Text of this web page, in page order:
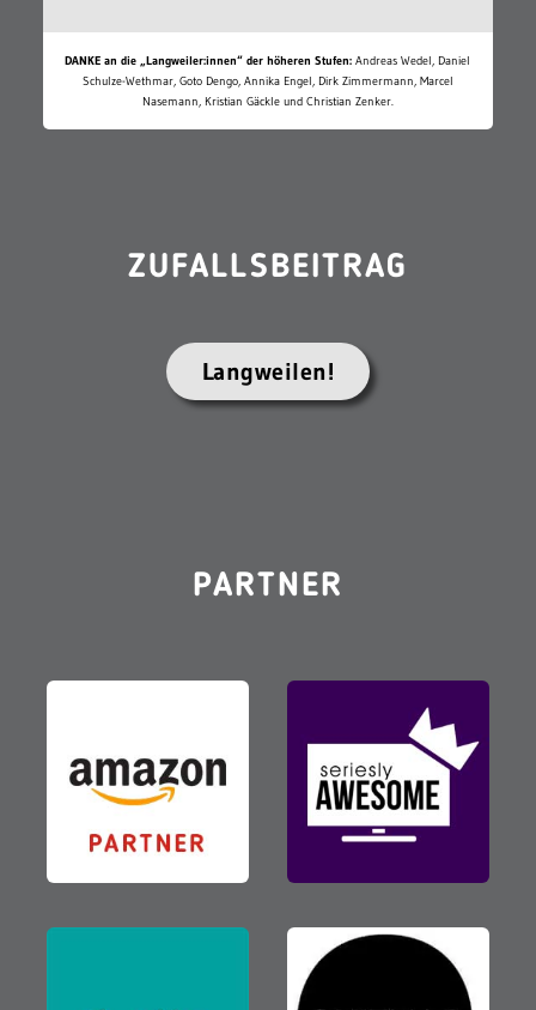
DANKE an die „Langweiler:innen“ der höheren Stufen: Andreas Wedel, Daniel
Schulze-Wethmar, Goto Dengo, Annika Engel, Dirk Zimmermann, Marcel
Nasemann, Kristian Gäckle und Christian Zenker.
ZUFALLSBEITRAG
Langweilen!
PARTNER